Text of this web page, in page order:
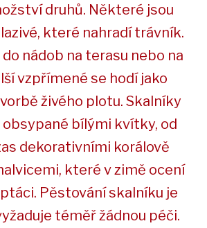
druhů. Některé jsou
které nahradí trávník.
nádob na terasu nebo na
vzpřímené se hodí jako
živého plotu. Skalníky
obsypané bílými kvítky, od
dekorativními korálově
které v zimě ocení
Pěstování skalníku je
téměř žádnou péči.